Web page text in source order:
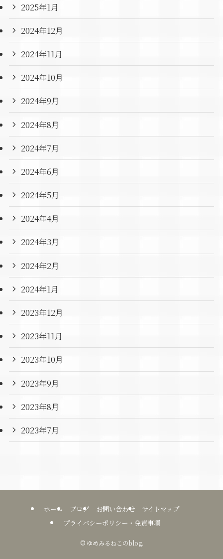
2025年1月
2024年12月
2024年11月
2024年10月
2024年9月
2024年8月
2024年7月
2024年6月
2024年5月
2024年4月
2024年3月
2024年2月
2024年1月
2023年12月
2023年11月
2023年10月
2023年9月
2023年8月
2023年7月
ホーム ブログ お問い合わせ
サイトマップ
プライバシーポリシー・免責事項
©ゆめみるねこのblog.